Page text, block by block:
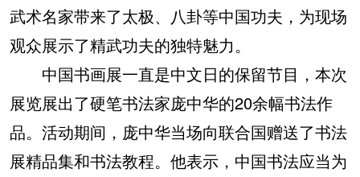
武术名家带来了太极、八卦等中国功夫，为现场
观众展示了精武功夫的独特魅力。
中国书画展一直是中文日的保留节目，本次
展览展出了硬笔书法家庞中华的20余幅书法作
品。活动期间，庞中华当场向联合国赠送了书法
展精品集和书法教程。他表示，中国书法应当为